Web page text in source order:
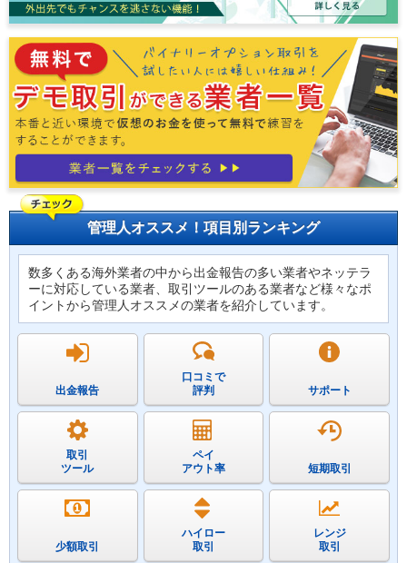
管理人オススメ！項目別ランキング
数多くある海外業者の中から出金報告の多い業者やネッテラ
ーに対応している業者、取引ツールのある業者など様々なポ
イントから管理人オススメの業者を紹介しています。
出金報告
口コミで
評判
サポート
取引
ツール
ペイ
アウト率
短期取引
少額取引
ハイロー
取引
レンジ
取引